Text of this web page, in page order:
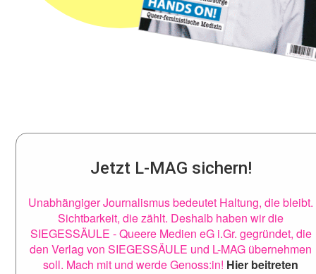
Jetzt L-MAG sichern!
Unabhängiger Journalismus bedeutet Haltung, die bleibt.
Sichtbarkeit, die zählt. Deshalb haben wir die
SIEGESSÄULE - Queere Medien eG i.Gr. gegründet, die
den Verlag von SIEGESSÄULE und L-MAG übernehmen
soll. Mach mit und werde Genoss:in! Hier beitreten